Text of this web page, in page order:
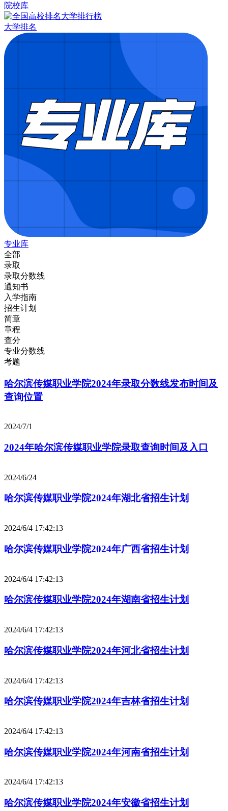
院校库
大学排名
专业库
全部
录取
录取分数线
通知书
入学指南
招生计划
简章
章程
查分
专业分数线
考题
哈尔滨传媒职业学院2024年录取分数线发布时间及
查询位置
2024/7/1
2024年哈尔滨传媒职业学院录取查询时间及入口
2024/6/24
哈尔滨传媒职业学院2024年湖北省招生计划
2024/6/4 17:42:13
哈尔滨传媒职业学院2024年广西省招生计划
2024/6/4 17:42:13
哈尔滨传媒职业学院2024年湖南省招生计划
2024/6/4 17:42:13
哈尔滨传媒职业学院2024年河北省招生计划
2024/6/4 17:42:13
哈尔滨传媒职业学院2024年吉林省招生计划
2024/6/4 17:42:13
哈尔滨传媒职业学院2024年河南省招生计划
2024/6/4 17:42:13
哈尔滨传媒职业学院2024年安徽省招生计划